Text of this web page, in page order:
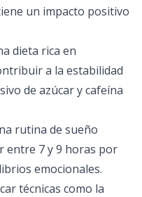
un impacto positivo
dieta rica en
a la estabilidad
de azúcar y cafeína
rutina de sueño
entre 7 y 9 horas por
emocionales.
técnicas como la